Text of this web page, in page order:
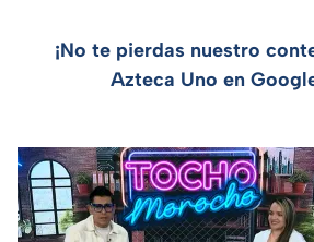
¡No te pierdas nuestro
Azteca Uno en